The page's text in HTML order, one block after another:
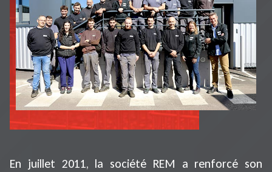
En juillet 2011, la société REM a renforcé son